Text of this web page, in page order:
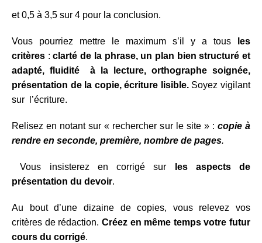
et 0,5 à 3,5 sur 4 pour la conclusion.
Vous pourriez mettre le maximum s’il y a tous les
critères :clarté de la phrase, un plan bien structuré et
adapté, fluidité à la lecture, orthographe soignée,
présentation de la copie, écriture lisible. Soyez vigilant
sur l’écriture.
Relisez en notant sur « rechercher sur le site » : copie à
rendre en seconde, première, nombre de pages.
Vous insisterez en corrigé sur
les aspects de
présentation du devoir.
Au bout d’une dizaine de copies, vous relevez vos
critères de rédaction. Créez en même temps votre futur
cours du corrigé.